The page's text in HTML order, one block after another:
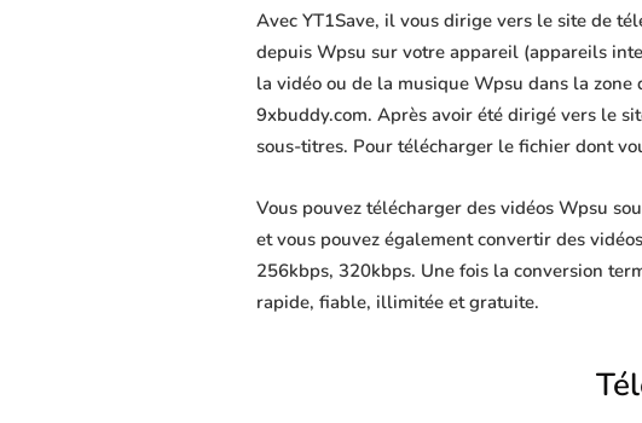
Avec YT1Save, il vous dirige vers le site de
depuis Wpsu sur votre appareil (appareils
la vidéo ou de la musique Wpsu dans la
9xbuddy.com. Après avoir été dirigé vers le
sous-titres. Pour télécharger le fichier dont
Vous pouvez télécharger des vidéos Wpsu
et vous pouvez également convertir des
256kbps, 320kbps. Une fois la conversion
rapide, fiable, illimitée et gratuite.